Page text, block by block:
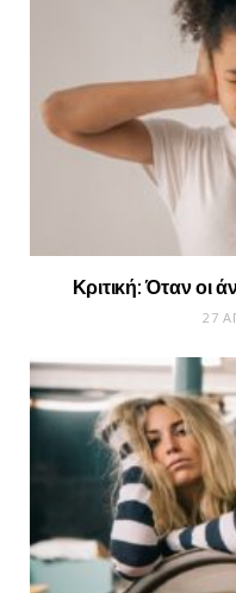
Κριτική: Όταν οι
27